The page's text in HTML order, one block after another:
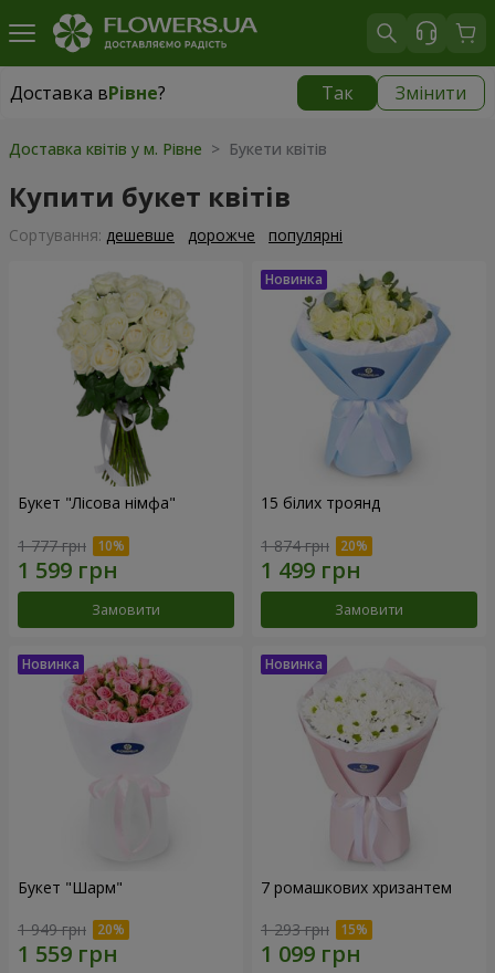
Доставка вРівне? Так Змінити
Доставка вРівне
Доставка квітів у м. Рівне > Букети квітів
Купити букет квітів
Сортування: дешевше дорожче популярні
Букет "Лісова німфа"
1 777 грн
Замовити
15 білих троянд
1 874 грн
Замовити
Букет "Шарм"
1 949 грн
7 ромашкових хризантем
1 293 грн